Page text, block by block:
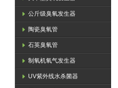
公斤级臭氧发生器
陶瓷臭氧管
石英臭氧管
制氧机氧气发生器
UV紫外线水杀菌器